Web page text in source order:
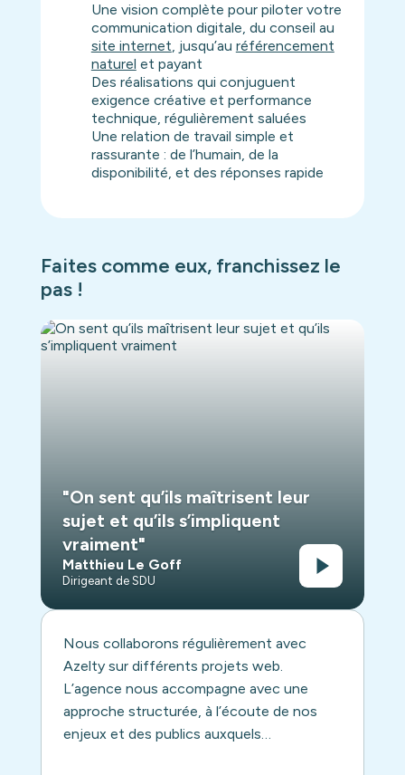
Une vision complète pour piloter votre
communication digitale, du conseil au
site internet, jusqu’au référencement
naturel et payant
Des réalisations qui conjuguent
exigence créative et performance
technique, régulièrement saluées
Une relation de travail simple et
rassurante : de l’humain, de la
disponibilité, et des réponses rapide
Faites comme eux, franchissez le
pas !
"On sent qu’ils maîtrisent leur
sujet et qu’ils s’impliquent
vraiment"
Matthieu Le Goff
Dirigeant de SDU
Nous collaborons régulièrement avec
Azelty sur différents projets web.
L’agence nous accompagne avec une
approche structurée, à l’écoute de nos
enjeux et des publics auxquels…